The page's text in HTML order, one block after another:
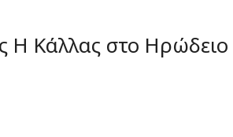
Η Κάλλας στο Ηρώδειο